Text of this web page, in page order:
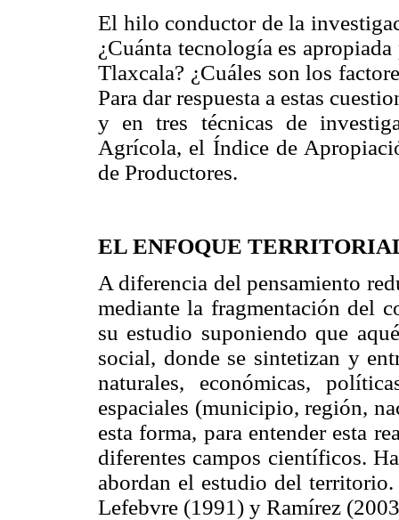
El hilo conductor de la
¿Cuánta tecnología es
Tlaxcala? ¿Cuáles son los
Para dar respuesta a estas
y en tres técnicas de
Agrícola, el Índice de
de Productores.
EL ENFOQUE
A diferencia del pensamiento
mediante la fragmentación del
su estudio suponiendo que
social, donde se sintetizan y
naturales, económicas,
espaciales (municipio, región,
esta forma, para entender esta
diferentes campos científicos.
abordan el estudio del territorio.
Lefebvre (1991) y Ramírez